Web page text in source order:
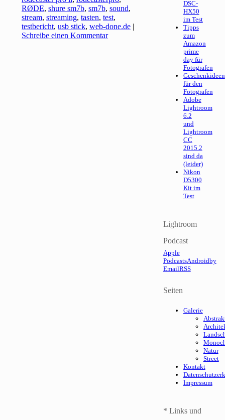
RØDE,shure sm7b,sm7b,sound,
stream,streaming,tasten,test,
testbericht,usb stick,web-done.de |
Schreibe einen Kommentar
DSC-
HX50
im Test
Tipps
zum
Amazon
prime
day für
Fotografen
Geschenkideen
für den
Fotografen
Adobe
Lightroom
6.2
und
Lightroom
CC
2015.2
sind da
(leider)
Nikon
D5300
Kit im
Test
Lightroom
Podcast
Apple
PodcastsAndroidby
EmailRSS
Seiten
Galerie
Natur
Street
Kontakt
Impressum
* Links und